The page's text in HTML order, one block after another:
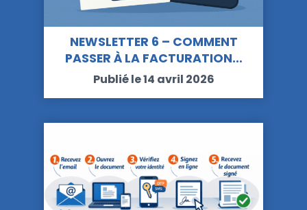
NEWSLETTER 6 – COMMENT
PASSER À LA FACTURATION…
Publié le 14 avril 2026